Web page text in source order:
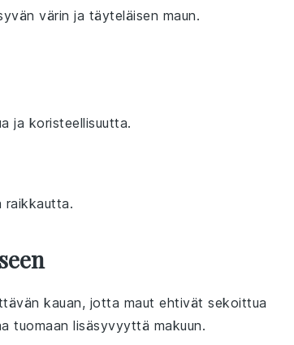
värin ja täyteläisen maun.
ja koristeellisuutta.
raikkautta.
kauan, jotta maut ehtivät sekoittua
tuomaan lisäsyvyyttä makuun.